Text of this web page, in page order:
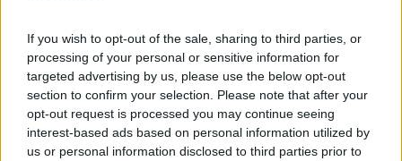
If you wish to opt-out of the sale, sharing to third parties, or
processing of your personal or sensitive information for
targeted advertising by us, please use the below opt-out
section to confirm your selection. Please note that after your
opt-out request is processed you may continue seeing
interest-based ads based on personal information utilized by
us or personal information disclosed to third parties prior to
13 Σεπτεμβρίου 2024
Στρες: Αντιμετωπίστε το
αγγίζοντας μία ξύλινη επιφάνεια
13 Σεπτεμβρίου 2024